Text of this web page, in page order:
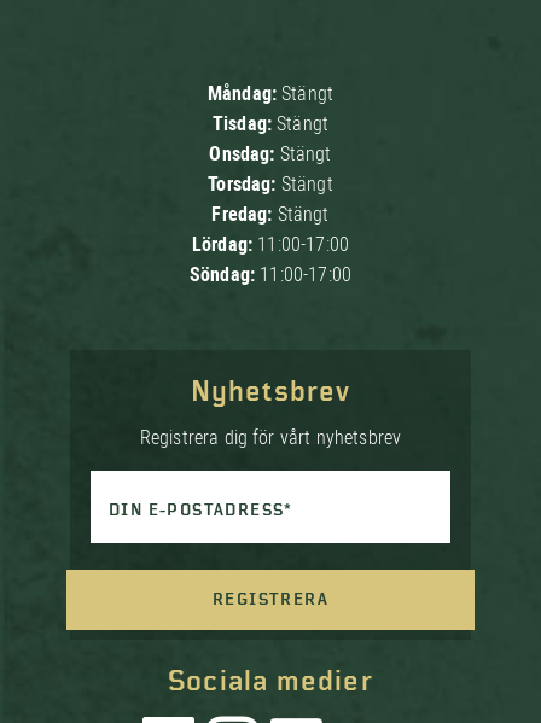
Måndag:Stängt
Tisdag:Stängt
Onsdag: Stängt
Torsdag: Stängt
Fredag: Stängt
Lördag: 11:00-17:00
Söndag: 11:00-17:00
Sociala medier
Nyhetsbrev
Registrera dig för vårt nyhetsbrev
DIN E-POSTADRESS*
REGISTRERA